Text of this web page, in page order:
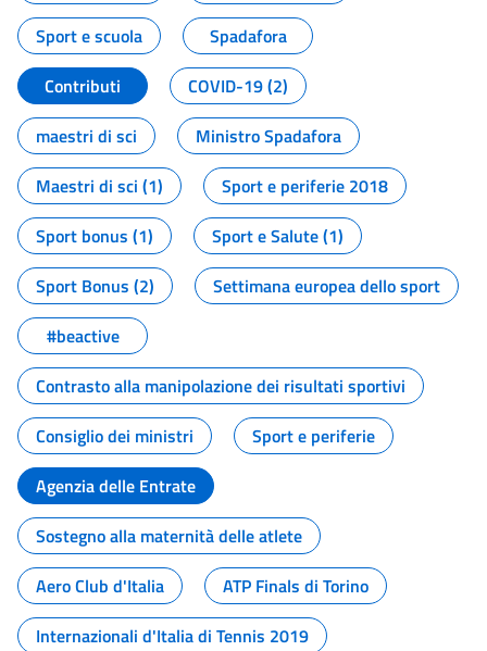
Sport e scuola
Spadafora
Contributi
COVID-19 (2)
maestri di sci
Ministro Spadafora
Maestri di sci (1)
Sport e periferie 2018
Sport bonus (1)
Sport e Salute (1)
Sport Bonus (2)
Settimana europea dello sport
#beactive
Contrasto alla manipolazione dei risultati sportivi
Consiglio dei ministri
Sport e periferie
Agenzia delle Entrate
Sostegno alla maternità delle atlete
Aero Club d'Italia
ATP Finals di Torino
Internazionali d'Italia di Tennis 2019